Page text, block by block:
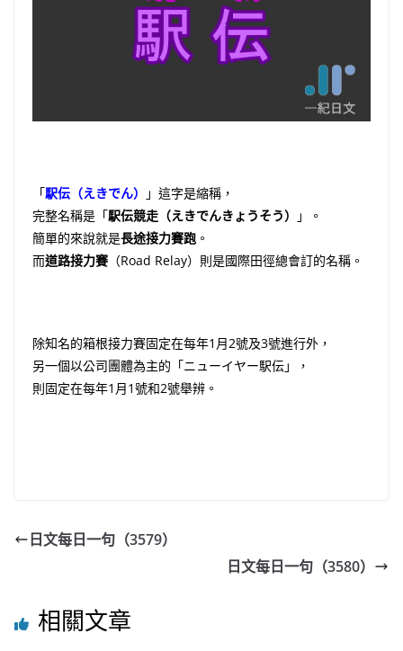
「駅伝（えきでん）
」這字是縮稱，
完整名稱是「駅伝競走（えきでんきょうそう）
」。
簡單的來說就是長途接力賽跑 。
而道路接力賽 （Road Relay）則是國際田徑總會訂的名稱。
除知名的箱根接力賽固定在每年1月2號及3號進行外，
另一個以公司團體為主的「ニューイヤー駅伝」，
則固定在每年1月1號和2號舉辨。
日文每日一句（3579）
日文每日一句（3580）
相關文章